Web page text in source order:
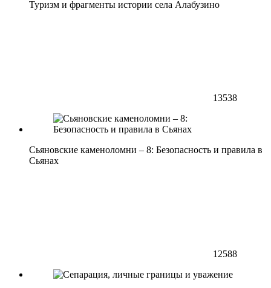
Туризм и фрагменты истории села Алабузино
13538
Сьяновские каменоломни – 8: Безопасность и правила в
Сьянах
12588